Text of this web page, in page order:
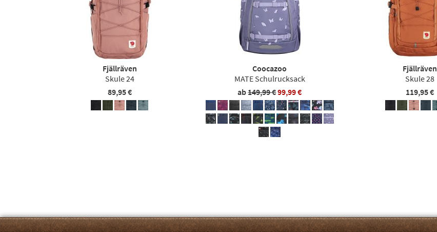
Fjällräven
Skule 24
89,95 €
Coocazoo
MATE Schulrucksack
ab149,99 €99,99 €
Fjällräven
Skule 28
119,95 €